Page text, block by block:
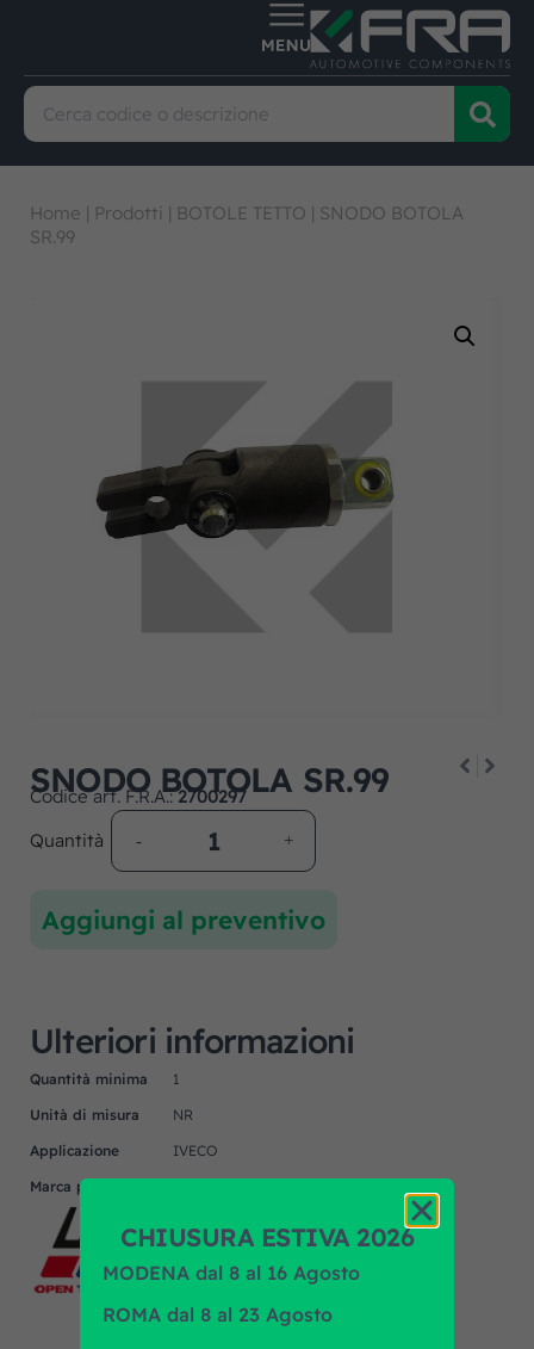
Home | Prodotti | BOTOLE TETTO | SNODO BOTOLA
SR.99
SNODO BOTOLA SR.99
Codice art. F.R.A.:2700297
Quantità
Aggiungi al preventivo
Ulteriori informazioni
Quantità minima
1
Unità di misura
NR
Applicazione
IVECO
Marca prodotto
CHIUSURA ESTIVA 2026
MODENA dal 8 al 16 Agosto
ROMA dal 8 al 23 Agosto